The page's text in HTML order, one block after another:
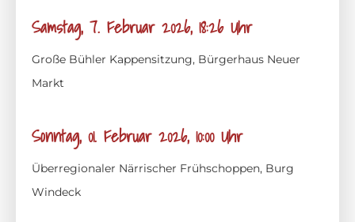
Samstag, 7. Februar 2026, 18:26 Uhr
Große Bühler Kappensitzung, Bürgerhaus Neuer
Markt
Sonntag, 01. Februar 2026, 10:00 Uhr
Überregionaler Närrischer Frühschoppen, Burg
Windeck